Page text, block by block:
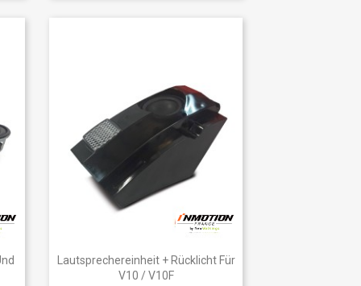
Vorschau
Lautsprechereinheit + Rücklicht Für
V10 / V10F